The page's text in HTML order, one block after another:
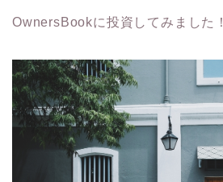
OwnersBookに投資してみました！